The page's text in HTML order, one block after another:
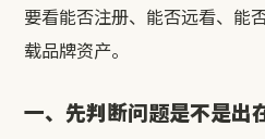
要看能否注册、能否远看、能
载品牌资产。
一、先判断问题是不是出